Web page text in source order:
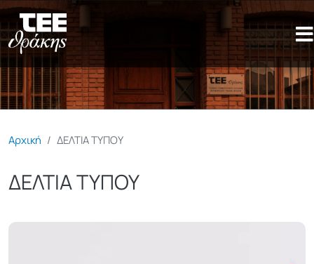
Παράκαμψη προς το κυρίως
Αρχική ΔΕΛΤΙΑ ΤΥΠΟΥ
ΔΕΛΤΙΑ ΤΥΠΟΥ